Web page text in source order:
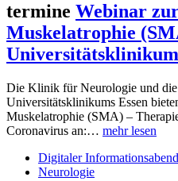
termine Webinar
Muskelatrophie
Universitätsklinikum
Die Klinik für Neurologie und die
Universitätsklinikums Essen
Muskelatrophie (SMA) –
Coronavirus an:… mehr lesen
Digitaler Informationsabend
Neurologie